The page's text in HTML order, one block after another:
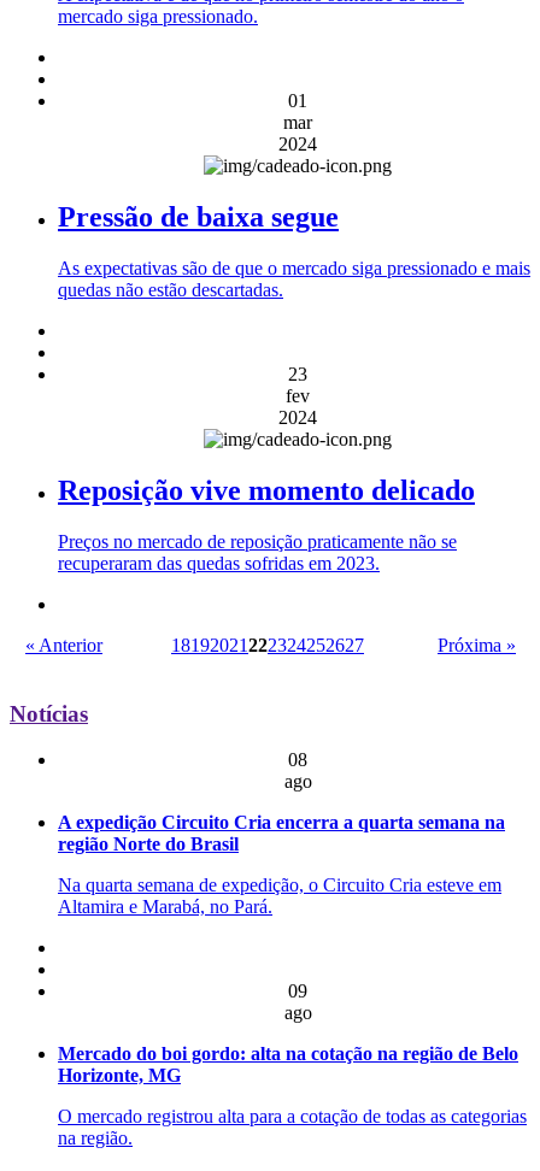
mercado siga pressionado.
01
mar
2024
Pressão de baixa segue
As expectativas são de que o mercado siga pressionado e mais
quedas não estão descartadas.
23
fev
2024
Reposição vive momento delicado
Preços no mercado de reposição praticamente não se
recuperaram das quedas sofridas em 2023.
« Anterior 18192021222324252627 Próxima »
Notícias
08
ago
A expedição Circuito Cria encerra a quarta semana na
região Norte do Brasil
Na quarta semana de expedição, o Circuito Cria esteve em
Altamira e Marabá, no Pará.
09
ago
Mercado do boi gordo: alta na cotação na região de Belo
Horizonte, MG
O mercado registrou alta para a cotação de todas as categorias
na região.